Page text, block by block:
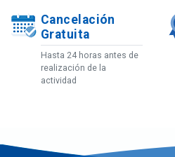
Cancelación
Gratuita
Hasta 24 horas antes de
realización de la
actividad